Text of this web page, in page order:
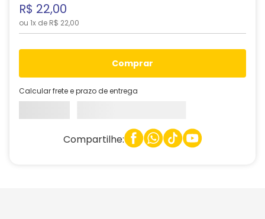
R$ 22,00
ou 1x de R$ 22,00
comprar
Calcular frete e prazo de entrega
Compartilhe: